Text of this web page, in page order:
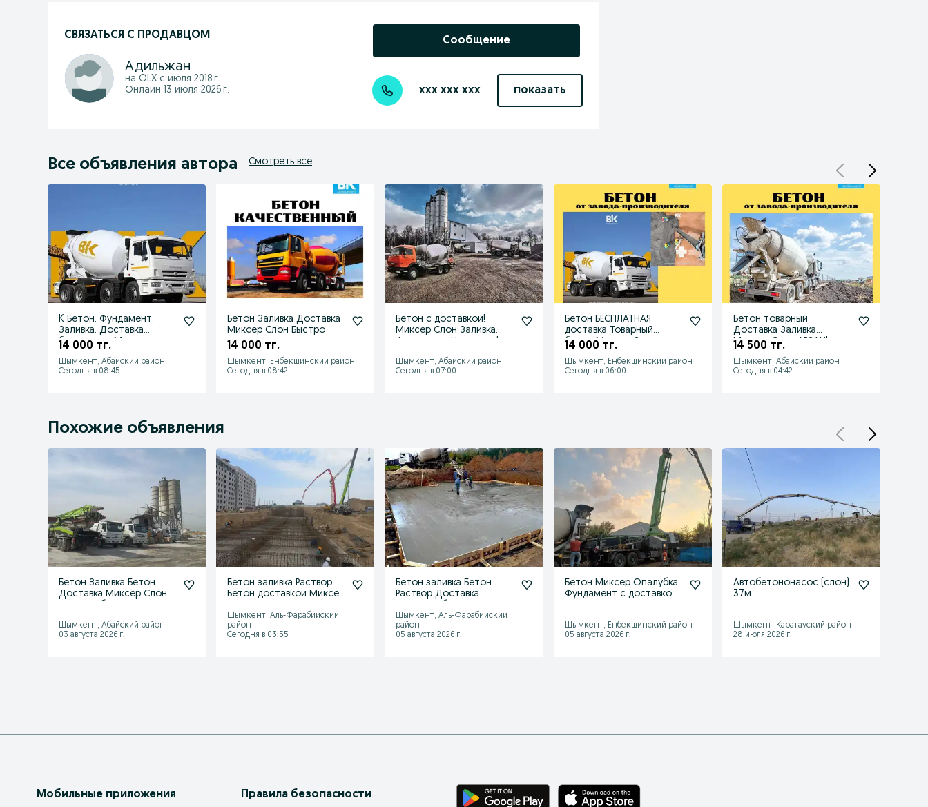
СВЯЗАТЬСЯ С ПРОДАВЦОМ
Адильжан
на OLX с июля 2018 г.
Онлайн 13 июля 2026 г.
Сообщение
xxx xxx xxx показать
Все объявления автора Смотреть все
K Бетон. Фундамент.
Заливка. Доставка
бесплатно. Миксер.
14 000 тг.
Шымкент, Абайский район
Сегодня в 08:45
Бетон Заливка Доставка
Миксер Слон Быстро
14 000 тг.
Шымкент, Енбекшинский район
Сегодня в 08:42
Бетон с доставкой!
Миксер Слон Заливка
Шымкент, Абайский район
Сегодня в 07:00
Бетон БЕСПЛАТНАЯ
доставка Товарный
бетон Миксер Заливка
14 000 тг.
Шымкент, Енбекшинский район
Сегодня в 06:00
Бетон товарный
Доставка Заливка
Миксер Слон АРЗАН!
14 500 тг.
Шымкент, Абайский район
Сегодня в 04:42
Похожие объявления
Бетон Заливка Бетон
Доставка Миксер Слон
Шымкент, Абайский район
03 августа 2026 г.
Бетон заливка Раствор
Бетон доставкой Миксер
Шымкент, Аль-Фарабийский
район
Сегодня в 03:55
Бетон заливка Бетон
Раствор Доставка
Слон Есть
Шымкент, Аль-Фарабийский
район
05 августа 2026 г.
Бетон Миксер Опалубка
Фундамент с доставкой
Шымкент, Енбекшинский район
05 августа 2026 г.
Автобетононасос (слон)
37м
Шымкент, Каратауский район
28 июля 2026 г.
Мобильные приложения Правила безопасности